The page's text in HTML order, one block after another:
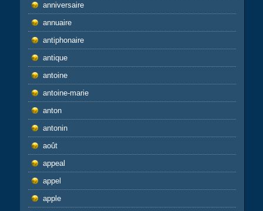
anniversaire
annuaire
antiphonaire
antique
antoine
antoine-marie
anton
antonin
août
appeal
appel
apple